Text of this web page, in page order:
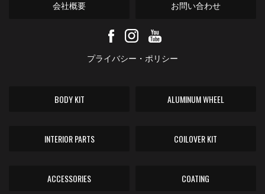
会社概要 お問い合わせ
プライバシー・ポリシー
BODY KIT ALUMINUM WHEEL
INTERIOR PARTS COILOVER KIT
ACCESSORIES COATING